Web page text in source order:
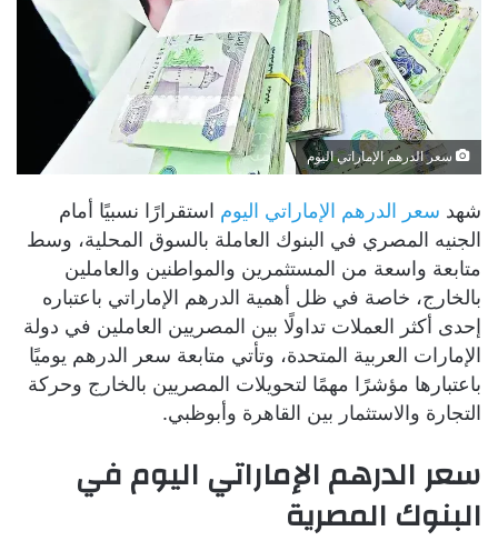
سعر الدرهم الإماراتي اليوم
شهد سعر الدرهم الإماراتي اليوم استقرارًا نسبيًا أمام
الجنيه المصري في البنوك العاملة بالسوق المحلية، وسط
متابعة واسعة من المستثمرين والمواطنين والعاملين
بالخارج، خاصة في ظل أهمية الدرهم الإماراتي باعتباره
إحدى أكثر العملات تداولًا بين المصريين العاملين في دولة
الإمارات العربية المتحدة، وتأتي متابعة سعر الدرهم يوميًا
باعتبارها مؤشرًا مهمًا لتحويلات المصريين بالخارج وحركة
التجارة والاستثمار بين القاهرة وأبوظبي.
سعر الدرهم الإماراتي اليوم في
البنوك المصرية